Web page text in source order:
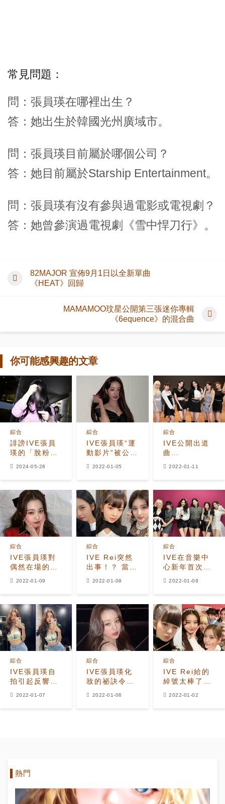
常見問題：
問：張員瑛在哪裡出生？
答：她出生於韓國光州廣域市。
問：張員瑛目前屬於哪個公司？
答：她目前屬於Starship Entertainment。
問：張員瑛有沒有參與過電影或電視劇？
答：她曾參演過電視劇《雪中悍刀行》。
82MAJOR 宣佈9月1日以全新單曲
《HEAT》回歸
MAMAMOO玟星公開第三張迷你專輯
《6equence》的混合曲
你可能感興趣的文章
誹謗IVE張員
瑛的「脫粉收
綜合
2024-05-28
IVE張員瑛“運
動影片”被公
綜合
2022-01-05
IVE公開出道
曲
演影片，展現
與MV不同的
世界觀
綜合
2022-01-11
IVE張員瑛對
偶然在場的路
目擊成為話題
綜合
2022-01-09
IVE Rei突然
出事！？ 當時
年長Gaeul的
信賴讓人感動
綜合
2022-01-08
IVE在音樂中
心新年首次獲
綜合
2022-01-08
IVE張員瑛自
拍引起反響…”
綜合
2022-01-07
IVE張員瑛化
妝的祕訣令人
綜合
2022-01-06
IVE Rei給的
綽號太棒了！
綜合
2022-01-02
熱門